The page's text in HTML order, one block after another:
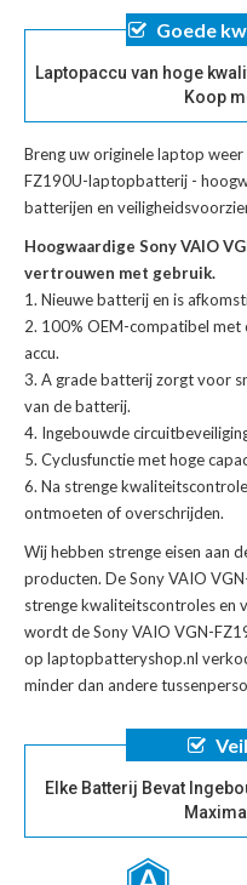
Goede
Laptopaccu van hoge
Koop
Breng uw originele laptop
FZ190U-laptopbatterij -
batterijen en
Hoogwaardige Sony VAIO
vertrouwen met gebruik.
Nieuwe batterij en is
100% OEM-compatibel met
accu.
A grade batterij zorgt voor
van de batterij.
Ingebouwde
Cyclusfunctie met hoge
Na strenge
ontmoeten of overschrijden.
Wij hebben strenge eisen aan
producten. DeSony VAIO
strenge kwaliteitscontroles en
wordt deSony VAIO VGN-
op laptopbatteryshop.nl
minder dan andere
Elke Batterij Bevat